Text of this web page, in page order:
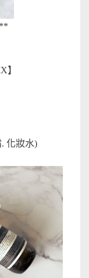
】
化妝水)